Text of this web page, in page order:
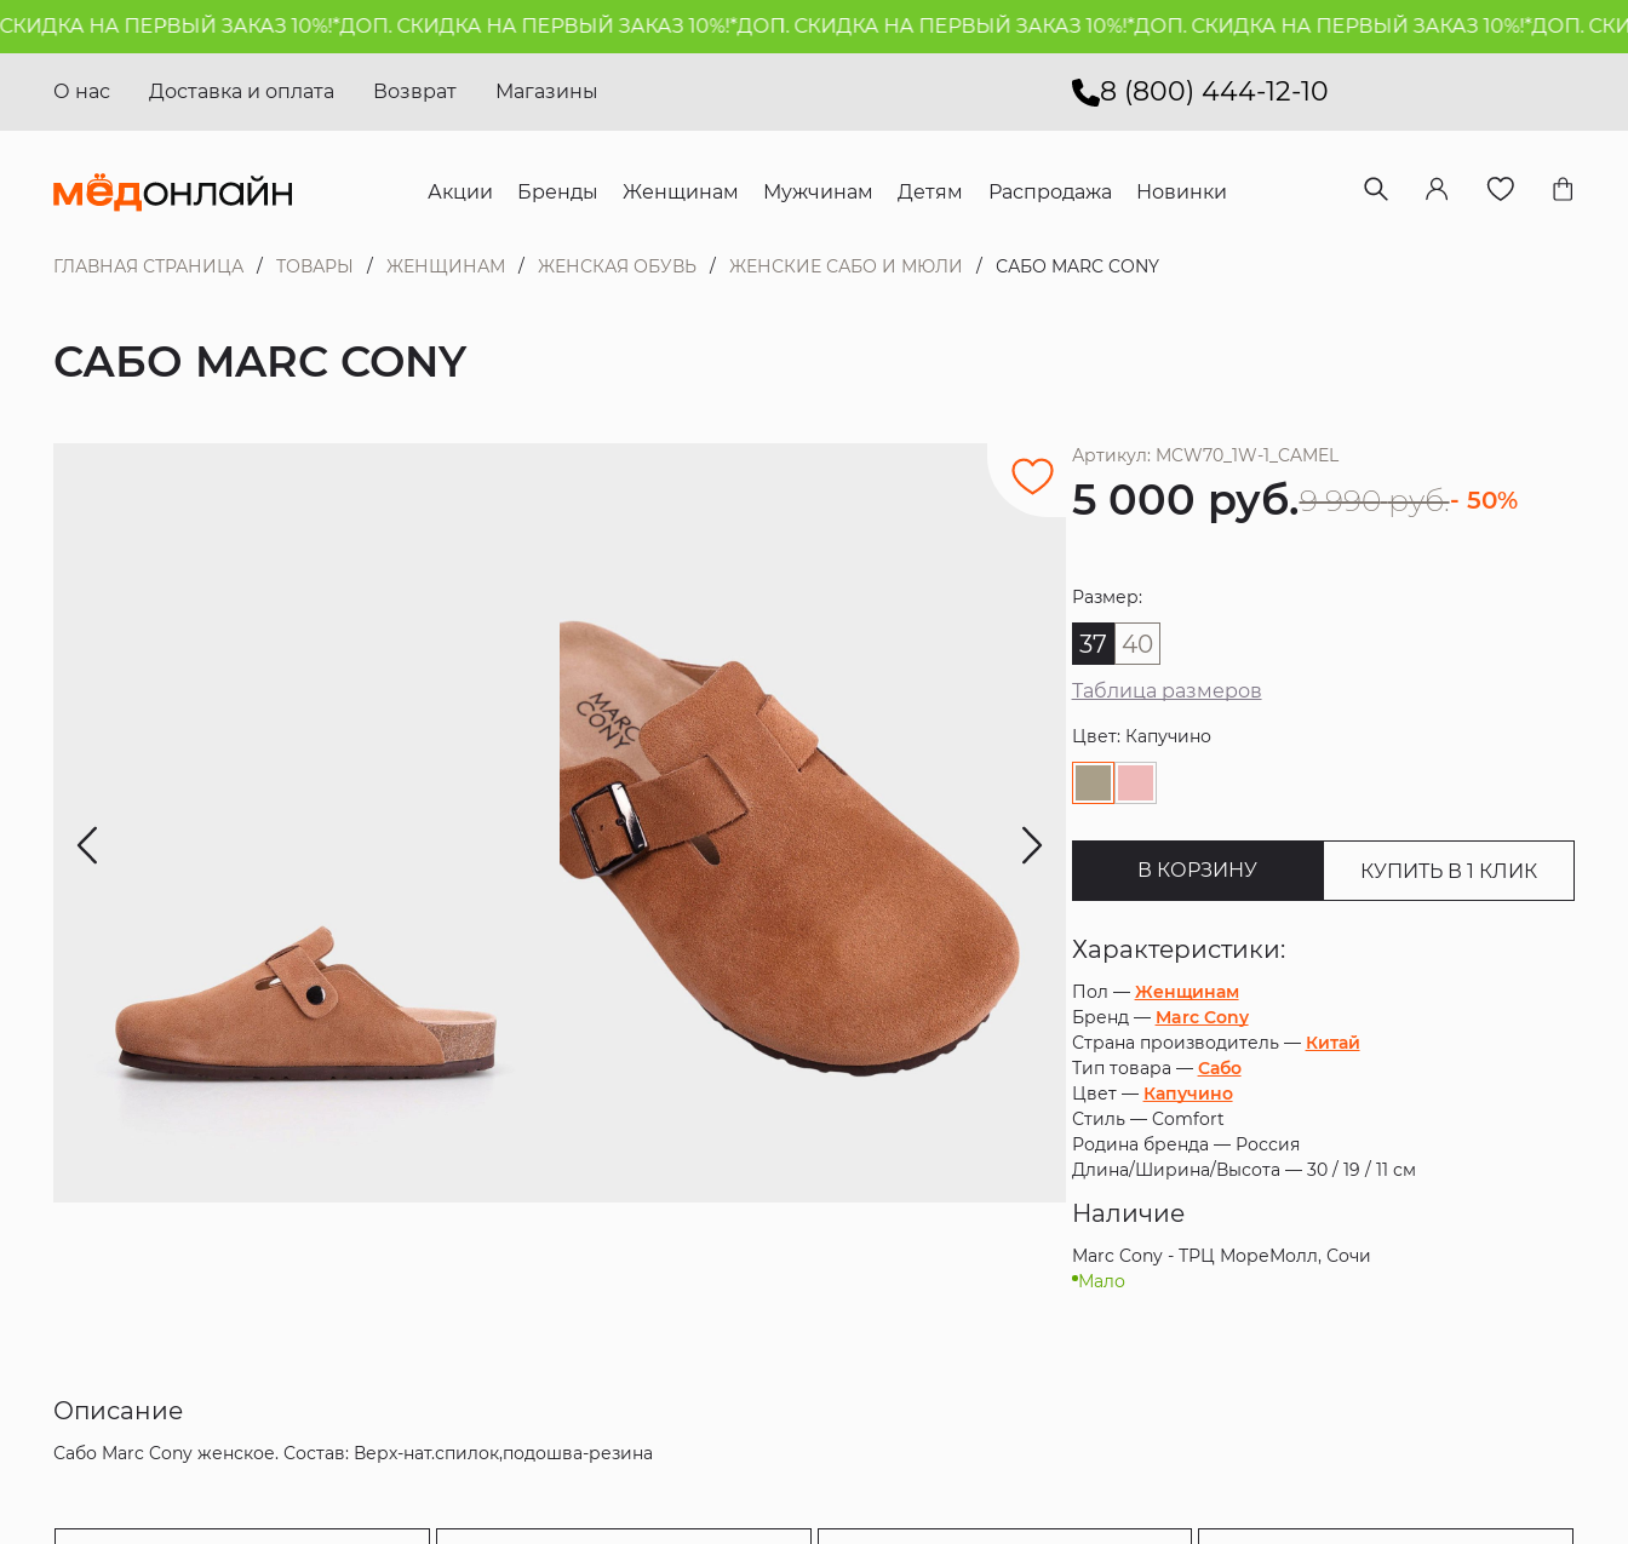
НА ПЕРВЫЙ ЗАКАЗ 10%!*ДОП. СКИДКА НА ПЕРВЫЙ ЗАКАЗ 10%!*ДОП. СКИДКА НА ПЕРВЫЙ ЗАКАЗ 10%!*ДОП. СКИДКА НА ПЕРВЫЙ ЗАКАЗ 10%!*ДОП.
8 (800) 444-12-10
О нас Доставка и оплата Возврат Магазины
Акции Бренды Женщинам Мужчинам Детям Распродажа Новинки
ГЛАВНАЯ СТРАНИЦА ТОВАРЫ ЖЕНЩИНАМ ЖЕНСКАЯ ОБУВЬ ЖЕНСКИЕ САБО И МЮЛИ САБО MARC CONY
САБО MARC CONY
Артикул: MCW70_1W-1_CAMEL
5 000 руб.9 990 руб.- 50%
Размер:
37 40
Таблица размеров
Цвет: Капучино
В КОРЗИНУ КУПИТЬ В 1 КЛИК
Характеристики:
Пол — Женщинам
Бренд — Marc Cony
Страна производитель — Китай
Тип товара — Сабо
Цвет — Капучино
Стиль — Comfort
Родина бренда — Россия
Длина/Ширина/Высота — 30 / 19 / 11 см
Наличие
Marc Cony - ТРЦ МореМолл, Сочи
Мало
Описание
Сабо Marc Cony женское. Состав: Верх-нат.спилок,подошва-резина